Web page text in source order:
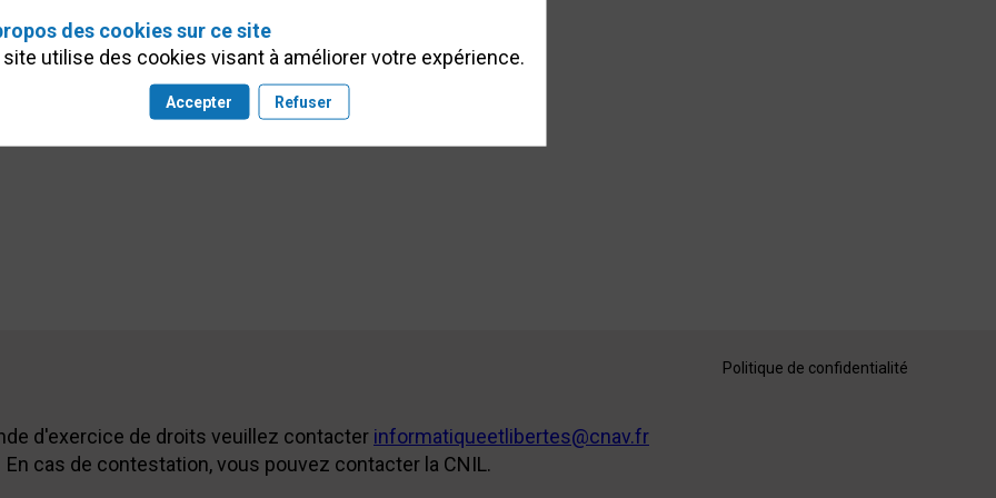
Politique de confidentialité
d'exercice de droits veuillez contacter informatiqueetlibertes@cnav.fr
En cas de contestation, vous pouvez contacter la CNIL.
des cookies sur ce site
site utilise des cookies visant à améliorer votre expérience.
Accepter Refuser